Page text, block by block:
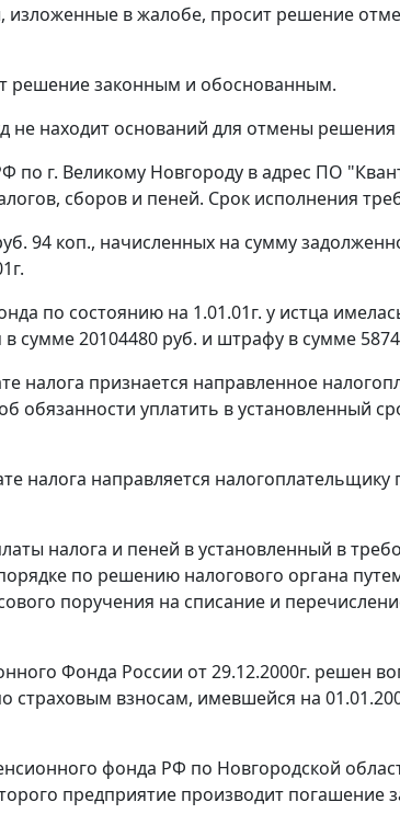
изложенные в жалобе, просит решение
решение законным и обоснованным.
не находит оснований для отмены
по г. Великому Новгороду в адрес ПО
сборов и пеней. Срок исполнения
94 коп., начисленных на сумму
по состоянию на 1.01.01г. у истца
сумме 20104480 руб. и штрафу в сумме
налога признается направленное
обязанности уплатить в установленный
налога направляется налогоплательщику
налога и пеней в установленный в
по решению налогового органа
поручения на списание и
Фонда России от 29.12.2000г. решен
взносам, имевшейся на
фонда РФ по Новгородской
предприятие производит погашение